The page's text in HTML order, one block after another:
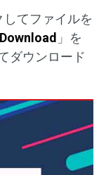
してファイルを
」を
ダウンロード